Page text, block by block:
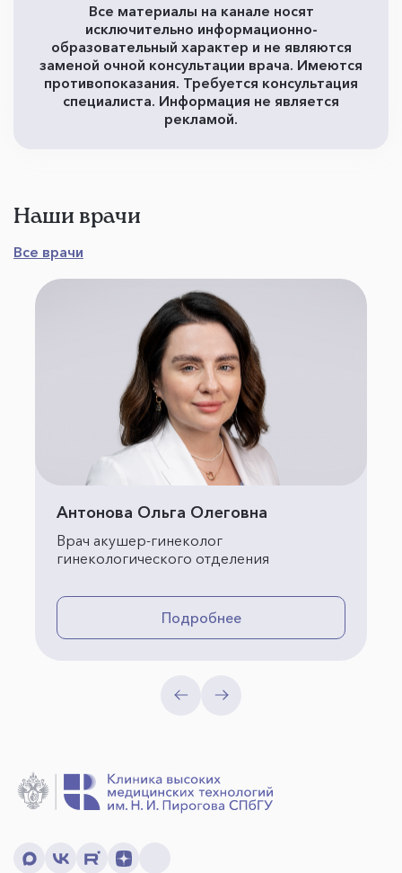
Все материалы на канале носят
исключительно информационно-
образовательный характер и не являются
заменой очной консультации врача. Имеются
противопоказания. Требуется консультация
специалиста. Информация не является
рекламой.
Наши врачи
Все врачи
Антонова Ольга Олеговна
Врач акушер-гинеколог
гинекологического отделения
Подробнее